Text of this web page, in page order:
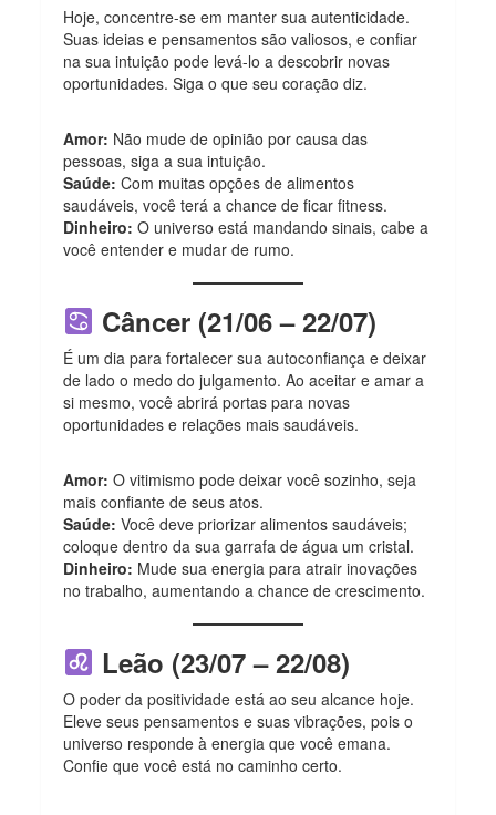
Hoje, concentre-se em manter sua autenticidade.
Suas ideias e pensamentos são valiosos, e confiar
na sua intuição pode levá-lo a descobrir novas
oportunidades. Siga o que seu coração diz.
Amor: Não mude de opinião por causa das
pessoas, siga a sua intuição.
Saúde: Com muitas opções de alimentos
saudáveis, você terá a chance de ficar fitness.
Dinheiro: O universo está mandando sinais, cabe a
você entender e mudar de rumo.
Câncer (21/06 – 22/07)
É um dia para fortalecer sua autoconfiança e deixar
de lado o medo do julgamento. Ao aceitar e amar a
si mesmo, você abrirá portas para novas
oportunidades e relações mais saudáveis.
Amor: O vitimismo pode deixar você sozinho, seja
mais confiante de seus atos.
Saúde: Você deve priorizar alimentos saudáveis;
coloque dentro da sua garrafa de água um cristal.
Dinheiro: Mude sua energia para atrair inovações
no trabalho, aumentando a chance de crescimento.
Leão (23/07 – 22/08)
O poder da positividade está ao seu alcance hoje.
Eleve seus pensamentos e suas vibrações, pois o
universo responde à energia que você emana.
Confie que você está no caminho certo.